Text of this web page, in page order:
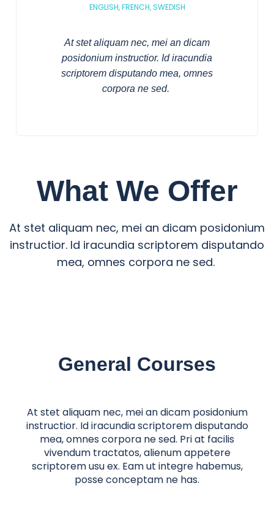
ENGLISH, FRENCH, SWEDISH
At stet aliquam nec, mei an dicam
posidonium instructior. Id iracundia
scriptorem disputando mea, omnes
corpora ne sed.
What We Offer
At stet aliquam nec, mei an dicam posidonium
instructior. Id iracundia scriptorem disputando
mea, omnes corpora ne sed.
General Courses
At stet aliquam nec, mei an dicam posidonium
instructior. Id iracundia scriptorem disputando
mea, omnes corpora ne sed. Pri at facilis
vivendum tractatos, alienum appetere
scriptorem usu ex. Eam ut integre habemus,
posse conceptam ne has.